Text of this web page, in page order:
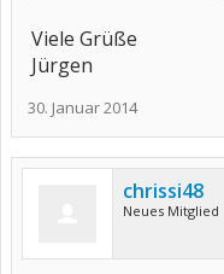
Viele Grüße
Jürgen
30. Januar 2014
chrissi48
Neues Mitglied